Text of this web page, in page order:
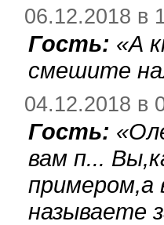
06.12.2018 в
Гость: «А
смешите
04.12.2018 в
Гость: «
вам п...
примером,а
называете